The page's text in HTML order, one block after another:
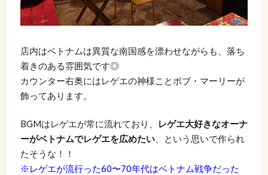
店内はベトナムは異質な南国感を漂わせながらも、落ち
着きのある雰囲気です◎
カウンター右奥にはレゲエの神様ことボブ・マーリーが
飾ってあります。
BGMはレゲエが常に流れており、
レゲエ大好きなオーナ
ーがベトナムでレゲエを広めたい、という思いで作られ
たそうな！！
※レゲエが流行った60〜70年代はベトナム戦争だった